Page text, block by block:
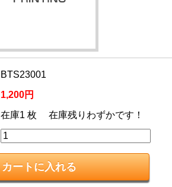
BTS23001
1,200円
在庫1 枚 在庫残りわずかです！